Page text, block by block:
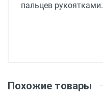
пальцев рукоятками.
Похожие товары